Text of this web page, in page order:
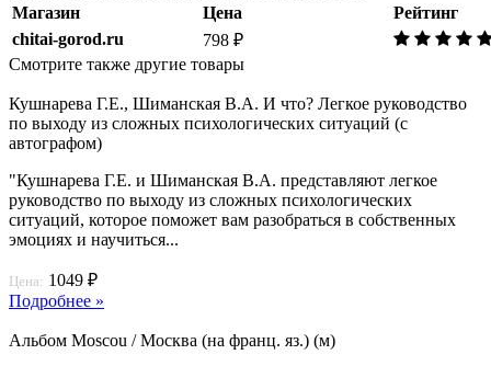
Магазин
Цена
Рейтинг
chitai-gorod.ru
798 ₽
Смотрите также другие товары
Кушнарева Г.Е., Шиманская В.А. И что? Легкое руководство
по выходу из сложных психологических ситуаций (с
автографом)
"Кушнарева Г.Е. и Шиманская В.А. представляют легкое
руководство по выходу из сложных психологических
ситуаций, которое поможет вам разобраться в собственных
эмоциях и научиться...
Цена: 1049 ₽
Подробнее »
Альбом Moscou / Москва (на франц. яз.) (м)